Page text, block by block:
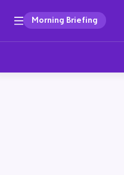
Morning Briefing